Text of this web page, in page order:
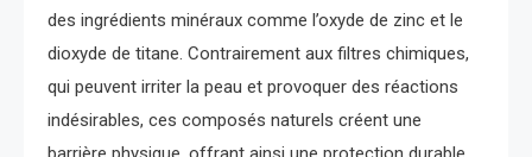
des ingrédients minéraux comme l’oxyde de zinc et le
dioxyde de titane. Contrairement aux filtres chimiques,
qui peuvent irriter la peau et provoquer des réactions
indésirables, ces composés naturels créent une